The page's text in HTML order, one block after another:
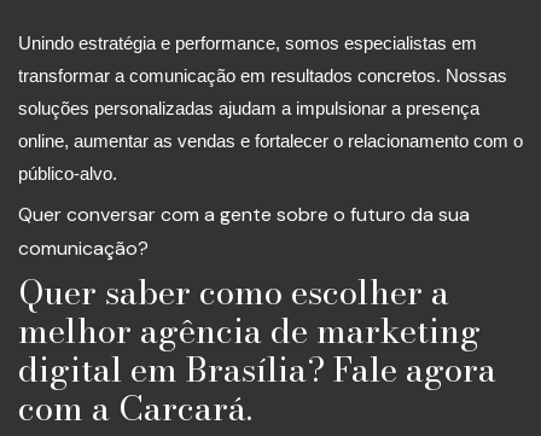
Unindo estratégia e performance, somos especialistas em
transformar a comunicação em resultados concretos. Nossas
soluções personalizadas ajudam a impulsionar a presença
online, aumentar as vendas e fortalecer o relacionamento com o
público-alvo.
Quer conversar com a gente sobre o futuro da sua
comunicação?
Quer saber como escolher a
melhor agência de marketing
digital em Brasília? Fale agora
com a Carcará.